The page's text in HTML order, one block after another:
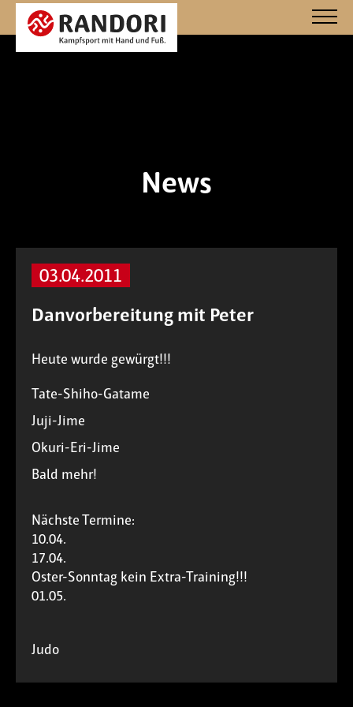
News
03.04.2011
Danvorbereitung mit Peter
Heute wurde gewürgt!!!
Tate-Shiho-Gatame
Juji-Jime
Okuri-Eri-Jime
Bald mehr!
Nächste Termine:
10.04.
17.04.
Oster-Sonntag kein Extra-Training!!!
01.05.
Judo